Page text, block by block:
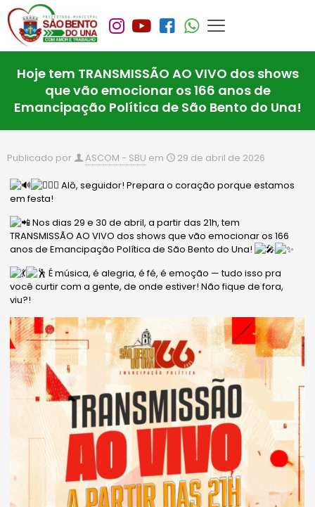
Hoje tem TRANSMISSÃO AO VIVO dos shows
que vão emocionar os 166 anos de
Emancipação Política de São Bento do Una!
Publicado por ASCOM - SBU em 29 de abril de 2026
Alô, seguidor! Prepara o coração porque estamos
em festa!
Nos dias 29 e 30 de abril, a partir das 21h, tem
TRANSMISSÃO AO VIVO dos shows que vão emocionar os 166
anos de Emancipação Política de São Bento do Una!
É música, é alegria, é fé, é emoção — tudo isso pra
você curtir com a gente, de onde estiver! Não fique de fora,
viu?!